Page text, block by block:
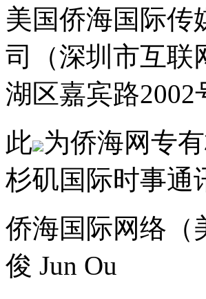
美国侨海国际
司（深圳市互联
湖区嘉宾路
此 为侨海网专
杉矶国际时事通
侨海国际网络（
俊 Jun Ou